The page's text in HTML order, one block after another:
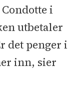
i
utbetaler
det penger i
inn, sier